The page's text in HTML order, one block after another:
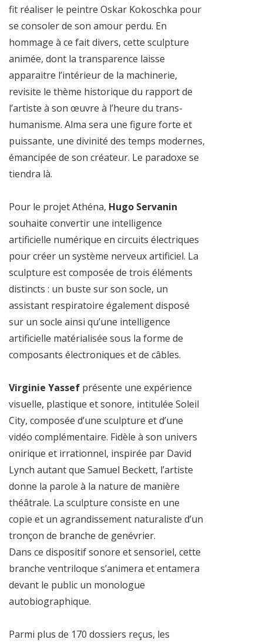
fit réaliser le peintre Oskar Kokoschka pour
se consoler de son amour perdu. En
hommage à ce fait divers, cette sculpture
animée, dont la transparence laisse
apparaitre l’intérieur de la machinerie,
revisite le thème historique du rapport de
l’artiste à son œuvre à l’heure du trans-
humanisme. Alma sera une figure forte et
puissante, une divinité des temps modernes,
émancipée de son créateur. Le paradoxe se
tiendra là.
Pour le projet Athéna, Hugo Servanin
souhaite convertir une intelligence
artificielle numérique en circuits électriques
pour créer un système nerveux artificiel. La
sculpture est composée de trois éléments
distincts : un buste sur son socle, un
assistant respiratoire également disposé
sur un socle ainsi qu’une intelligence
artificielle matérialisée sous la forme de
composants électroniques et de câbles.
Virginie Yassef présente une expérience
visuelle, plastique et sonore, intitulée Soleil
City, composée d’une sculpture et d’une
vidéo complémentaire. Fidèle à son univers
onirique et irrationnel, inspirée par David
Lynch autant que Samuel Beckett, l’artiste
donne la parole à la nature de manière
théâtrale. La sculpture consiste en une
copie et un agrandissement naturaliste d’un
tronçon de branche de genévrier.
Dans ce dispositif sonore et sensoriel, cette
branche ventriloque s’animera et entamera
devant le public un monologue
autobiographique.
Parmi plus de 170 dossiers reçus, les